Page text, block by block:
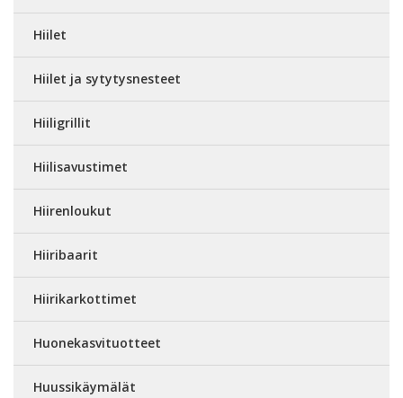
Hiilet
Hiilet ja sytytysnesteet
Hiiligrillit
Hiilisavustimet
Hiirenloukut
Hiiribaarit
Hiirikarkottimet
Huonekasvituotteet
Huussikäymälät